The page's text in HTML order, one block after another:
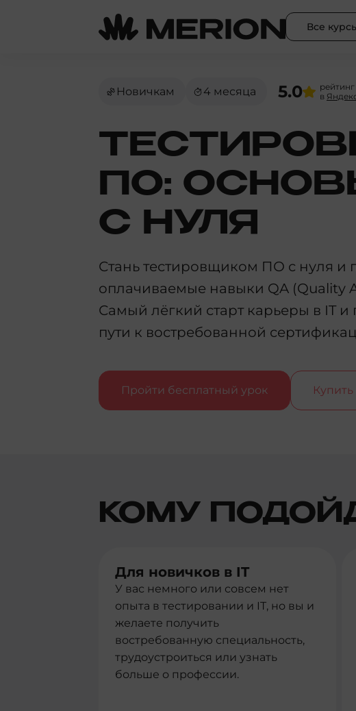
Все
Новичкам 4 месяца 5.0
в
ПО:
С НУЛЯ
Стань тестировщиком ПО с нуля и
оплачиваемые навыки QA (Quality
Самый лёгкий старт карьеры в IT
пути к востребованной
Пройти бесплатный урок
КОМУ
Для новичков в IT
У вас немного или совсем нет
опыта в тестировании и IT, но вы и
желаете получить
востребованную специальность,
трудоустроиться или узнать
больше о профессии.